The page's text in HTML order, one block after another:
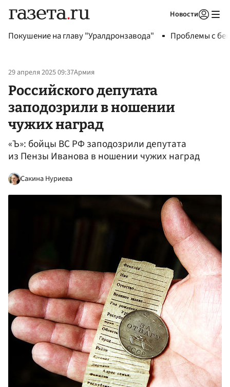
Новости
Покушение на главу "Уралдронзавода" Проблемы с
29 апреля 2025 09:37Армия
Российского депутата
заподозрили в ношении
чужих наград
«Ъ»: бойцы ВС РФ заподозрили депутата
из Пензы Иванова в ношении чужих наград
Сакина Нуриева